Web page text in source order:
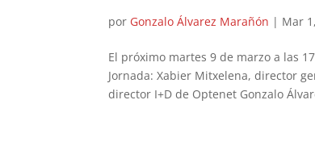
por Gonzalo Álvarez Marañón | Mar
El próximo martes 9 de marzo a las
Jornada: Xabier Mitxelena, director
director I+D de Optenet Gonzalo